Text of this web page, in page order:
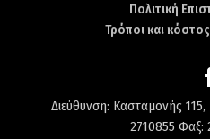
Πολιτική
Τρόποι και
Διεύθυνση: Κασταμονής
2710855 Φαξ: